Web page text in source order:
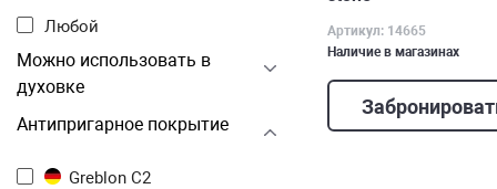
Любой
Можно использовать в
духовке
Антипригарное покрытие
Greblon C2
Артикул: 14665
Наличие в магазинах